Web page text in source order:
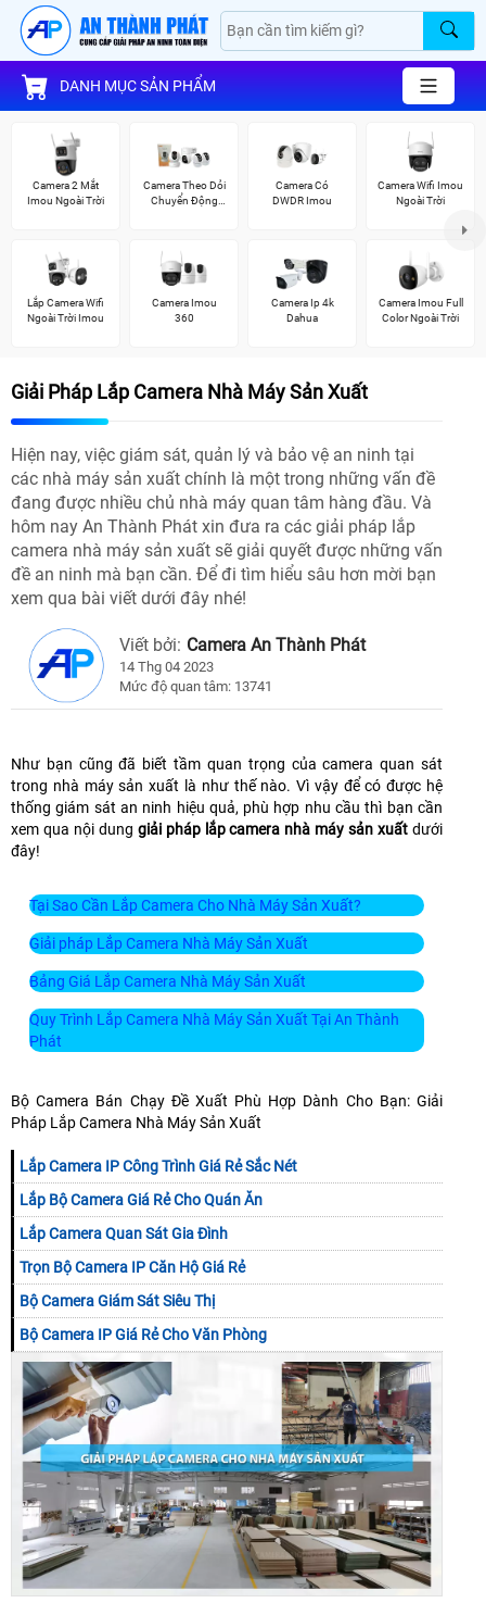
DANH MỤC SẢN PHẨM
Camera 2 Mắt
Imou Ngoài Trời
Camera Theo Dỏi
Chuyển Động
Camera Có
DWDR Imou
Camera Wifi Imou
Ngoài Trời
Lắp Camera Wifi
Ngoài Trời Imou
Camera Imou
360
Camera Ip 4k
Dahua
Camera Imou Full
Color Ngoài Trời
Giải Pháp Lắp Camera Nhà Máy Sản Xuất
Hiện nay, việc giám sát, quản lý và bảo vệ an ninh tại
các nhà máy sản xuất chính là một trong những vấn đề
đang được nhiều chủ nhà máy quan tâm hàng đầu. Và
hôm nay An Thành Phát xin đưa ra các giải pháp lắp
camera nhà máy sản xuất sẽ giải quyết được những vấn
đề an ninh mà bạn cần. Để đi tìm hiểu sâu hơn mời bạn
xem qua bài viết dưới đây nhé!
Viết bởi: Camera An Thành Phát
14 Thg 04 2023
Mức độ quan tâm: 13741
Như bạn cũng đã biết tầm quan trọng của camera quan sát
trong nhà máy sản xuất là như thế nào. Vì vậy để có được hệ
thống giám sát an ninh hiệu quả, phù hợp nhu cầu thì bạn cần
xem qua nội dung giải pháp lắp camera nhà máy sản xuất dưới
đây!
Tại Sao Cần Lắp Camera Cho Nhà Máy Sản Xuất?
Giải pháp Lắp Camera Nhà Máy Sản Xuất
Bảng Giá Lắp Camera Nhà Máy Sản Xuất
Quy Trình Lắp Camera Nhà Máy Sản Xuất Tại An Thành
Phát
Bộ Camera Bán Chạy Đề Xuất Phù Hợp Dành Cho Bạn: Giải
Pháp Lắp Camera Nhà Máy Sản Xuất
Lắp Camera IP Công Trình Giá Rẻ Sắc Nét
Lắp Bộ Camera Giá Rẻ Cho Quán Ăn
Lắp Camera Quan Sát Gia Đình
Trọn Bộ Camera IP Căn Hộ Giá Rẻ
Bộ Camera Giám Sát Siêu Thị
Bộ Camera IP Giá Rẻ Cho Văn Phòng